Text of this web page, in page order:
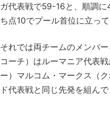
ガ代表戦で59-16と、順調
ち点10でプール首位に立って
それでは両チームのメンバ
コーチ）はルーマニア代表
ー）マルコム・マークス（
ド代表戦と同じ先発を組んで